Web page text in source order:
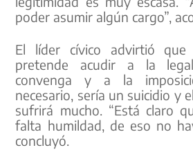
poder asumir algún cargo”,
El líder cívico advirtió que
pretende acudir a la
convenga y a la
necesario, sería un suicidio y
sufrirá mucho. “Está claro
falta humildad, de eso no
concluyó.